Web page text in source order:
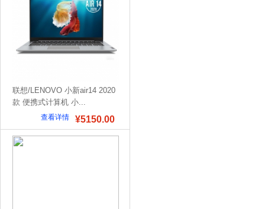
联想/LENOVO 小新air14 2020
款 便携式计算机 小...
¥5150.00
查看详情